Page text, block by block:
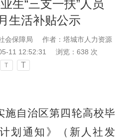
生“三支一扶”人员
生活补贴公示
会保障局
作者：塔城市人力资源
11 12:52:31 浏览： 638 次
T T
施自治区第四轮高校毕
划通知》（新人社发